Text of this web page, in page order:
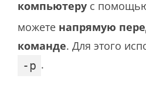
компьютеру с
можете напрямую
команде. Для этого
-p .